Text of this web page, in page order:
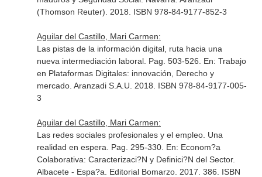
(Thomson Reuter). 2018. ISBN 978-84-9177-852-3
Aguilar del Castillo, Mari Carmen:
Las pistas de la información digital, ruta hacia una
nueva intermediación laboral. Pag. 503-526. En: Trabajo
en Plataformas Digitales: innovación, Derecho y
mercado. Aranzadi S.A.U. 2018. ISBN 978-84-9177-005-
3
Aguilar del Castillo, Mari Carmen:
Las redes sociales profesionales y el empleo. Una
realidad en espera. Pag. 295-330. En: Econom?a
Colaborativa: Caracterizaci?N y Definici?N del Sector.
Albacete - Espa?a. Editorial Bomarzo. 2017. 386. ISBN